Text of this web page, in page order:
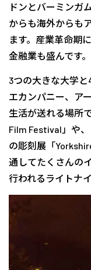
ドンとバーミンガ
からも海外からも
ます。産業革命期
金融業も盛んです。
3つの大きな大学
エカンパニー、ア
生活が送れる場所
Film Festival」や
の彫刻展「
通してたくさんの
行われるライトナ